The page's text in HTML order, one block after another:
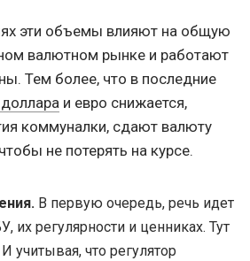
эти объемы влияют на общую
валютном рынке и работают
Тем более, что в последние
и евро снижается,
коммуналки, сдают валюту
не потерять на курсе.
В первую очередь, речь идет
их регулярности и ценниках. Тут
учитывая, что регулятор